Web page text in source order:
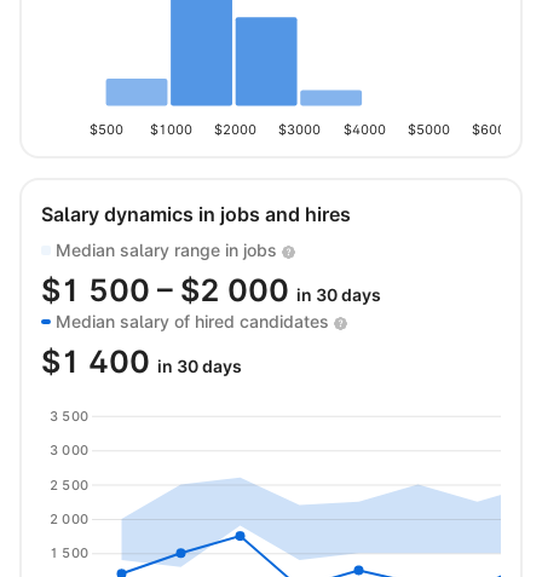
$500 $1000 $2000 $3000 $4000 $5000 $6000
Salary dynamics in jobs and hires
Median salary range in jobs
$1 500 – $2 000 in 30 days
Median salary of hired candidates
$1 400 in 30 days
1 500
2 000
2 500
3 000
3 500